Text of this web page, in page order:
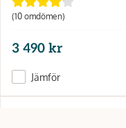
(10 omdömen)
3 490 kr
Jämför